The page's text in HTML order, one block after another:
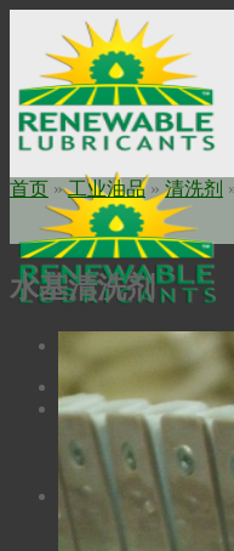
content
Home
关于我们
使命申明
公司历史
瑞安勃安
工业油品
高温润滑油
Bio-
首页 »工业油品»清洗剂
水基清洗剂